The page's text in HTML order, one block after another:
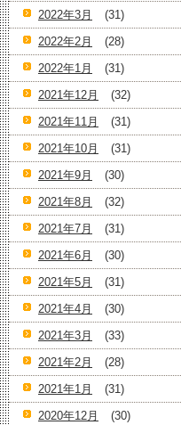
2022年3月
(31)
2022年2月
(28)
2022年1月
(31)
2021年12月
(32)
2021年11月
(31)
2021年10月
(31)
2021年9月
(30)
2021年8月
(32)
2021年7月
(31)
2021年6月
(30)
2021年5月
(31)
2021年4月
(30)
2021年3月
(33)
2021年2月
(28)
2021年1月
(31)
2020年12月
(30)